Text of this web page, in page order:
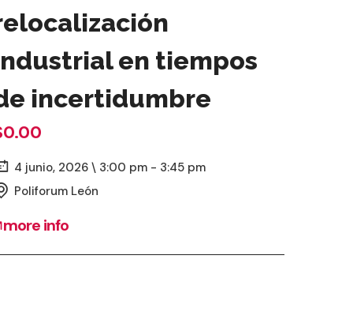
en tiempos
incertidumbre
4 junio, 2026 \ 3:00 pm - 3:45 pm
Poliforum León
more info